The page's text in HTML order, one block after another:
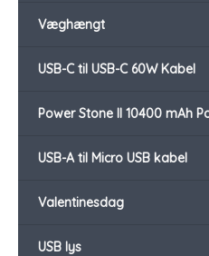
Væghængt
USB-C til USB-C 60W Kabel
Power Stone II 10400 mAh
USB-A til Micro USB kabel
Valentinesdag
USB lys